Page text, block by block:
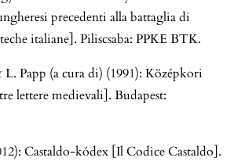
precedenti alla battaglia di
italiane]. Piliscsaba: PPKE BTK.
L. Papp (a cura di) (1991): Középkori
lettere medievali]. Budapest:
Castaldo-kódex [Il Codice Castaldo].